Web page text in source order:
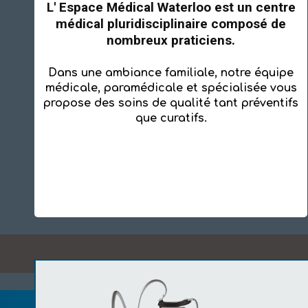
L' Espace Médical Waterloo est un centre
médical pluridisciplinaire composé de
nombreux praticiens.
Dans une ambiance familiale, notre équipe
médicale, paramédicale et spécialisée vous
propose des soins de qualité tant préventifs
que curatifs.